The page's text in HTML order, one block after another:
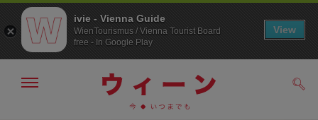
メ
ivie - Vienna Guide
WienTourismus / Vienna Tourist Board
free - In Google Play
View